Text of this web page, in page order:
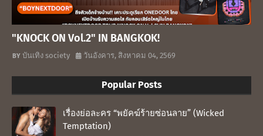
"KNOCK ON Vol.2" IN BANGKOK!
บันเทิง society วันอังคาร, สิงหาคม 04, 2569
Popular Posts
เรื่องย่อละคร “พยัคฆ์ร้ายซ่อนลาย” (Wicked
Temptation)